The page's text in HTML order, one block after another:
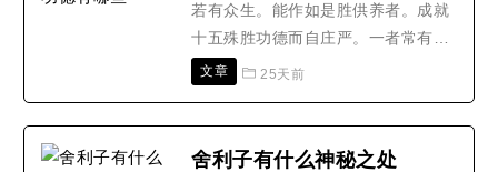
供养，为事供养，以信心等精神供
养，为理供养。2.三种供养，即财..
若有众生。能作如是胜供养者。成就
十五殊胜功德而自庄严。一者常有惭
愧。二者发净信心。三者其心质直。
说行。九者随意当生净佛国土。十者
文章 25天前
舍利子有什么神秘之处